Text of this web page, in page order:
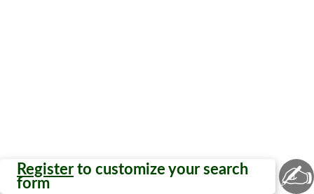
Register to customize your search
form
✍